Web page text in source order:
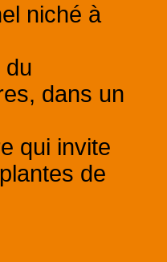
niché à
du
dans un
qui invite
de